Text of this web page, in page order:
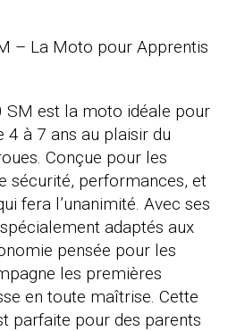
– La Moto pour Apprentis
SM est la moto idéale pour
4 à 7 ans au plaisir du
Conçue pour les
sécurité, performances, et
fera l’unanimité. Avec ses
adaptés aux
pensée pour les
les premières
en toute maîtrise. Cette
parfaite pour des parents